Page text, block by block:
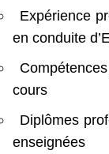
Expérience
en conduite
cours
Diplômes
enseignées